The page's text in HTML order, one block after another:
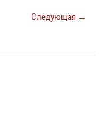
Следующая →